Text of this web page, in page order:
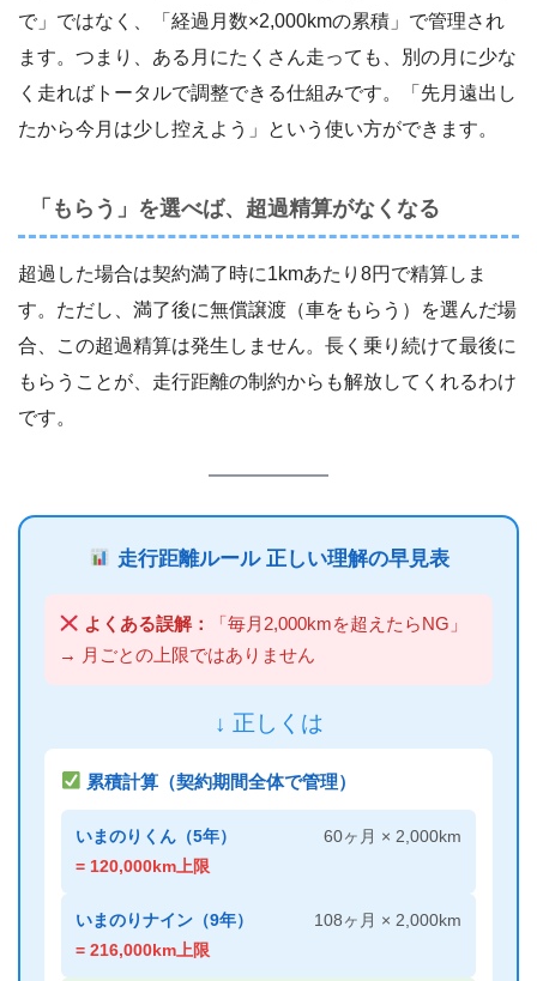
で」ではなく、「経過月数×2,000kmの累積」で管理され
ます。つまり、ある月にたくさん走っても、別の月に少な
く走ればトータルで調整できる仕組みです。「先月遠出し
たから今月は少し控えよう」という使い方ができます。
「もらう」を選べば、超過精算がなくなる
超過した場合は契約満了時に1kmあたり8円で精算しま
す。ただし、満了後に無償譲渡（車をもらう）を選んだ場
合、この超過精算は発生しません。長く乗り続けて最後に
もらうことが、走行距離の制約からも解放してくれるわけ
です。
走行距離ルール 正しい理解の早見表
よくある誤解：
「毎月2,000kmを超えたらNG」
→ 月ごとの上限ではありません
↓ 正しくは
累積計算（契約期間全体で管理）
いまのりくん（5年）
60ヶ月 × 2,000km
= 120,000km上限
いまのりナイン（9年）
108ヶ月 × 2,000km
= 216,000km上限